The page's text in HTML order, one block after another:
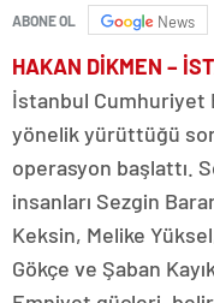
ABONE OL News
HAKAN DİKMEN –
İstanbul Cumhuriyet
yönelik yürüttüğü
operasyon başlattı.
insanları Sezgin
Keksin, Melike
Gökçe ve Şaban